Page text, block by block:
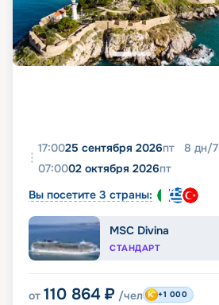
17:0025 сентября 2026пт 8 дн/7
07:0002 октября 2026пт
Вы посетите 3 страны:
MSC Divina
СТАНДАРТ
от 110 864 ₽ /чел +1 000